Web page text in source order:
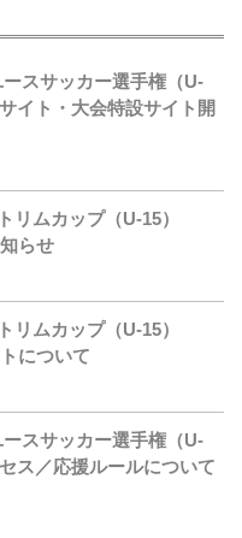
スサッカー選手権（U-
イト・大会特設サイト開
リムカップ（U-15）
らせ
リムカップ（U-15）
について
スサッカー選手権（U-
ス／応援ルールについて